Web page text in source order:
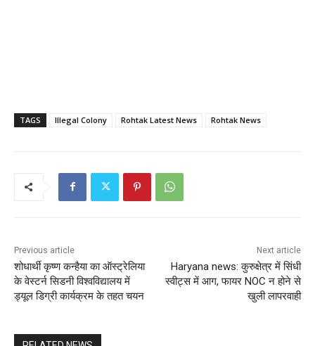
TAGS Illegal Colony Rohtak Latest News Rohtak News
Previous article
शोधार्थी कृष्ण कन्हैया का ऑस्ट्रेलिया
के वेस्टर्न सिडनी विश्वविद्यालय में
ड्यूल डिग्री कार्यक्रम के तहत चयन
Next article
Haryana news: कुरुक्षेत्र में सिंधी
स्वीट्स में आग, फायर NOC न होने से
खुली लापरवाही